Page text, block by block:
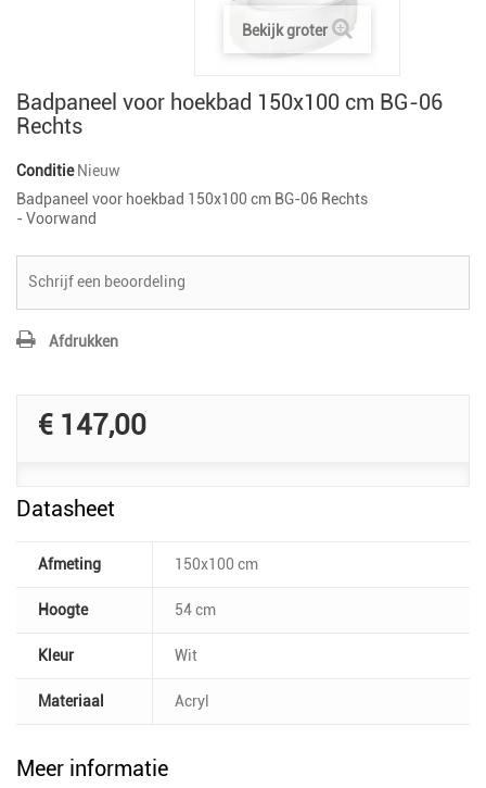
Bekijk groter
Badpaneel voor hoekbad 150x100 cm BG-06
Rechts
Conditie Nieuw
Badpaneel voor hoekbad 150x100 cm BG-06 Rechts
- Voorwand
Schrijf een beoordeling
Afdrukken
€ 147,00
Datasheet
Afmeting 150x100 cm
Hoogte 54 cm
Kleur Wit
Materiaal Acryl
Meer informatie